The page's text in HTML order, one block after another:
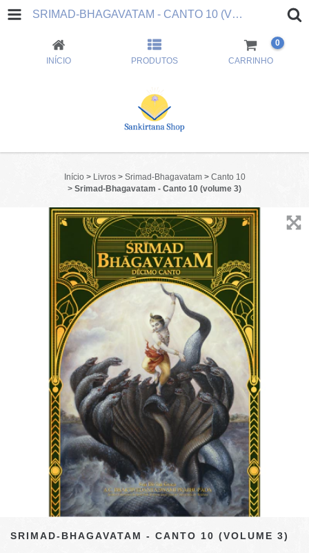
SRIMAD-BHAGAVATAM - CANTO 10 (VOLUME 3)
INÍCIO PRODUTOS CARRINHO
0
Início > Livros > Srimad-Bhagavatam > Canto 10
> Srimad-Bhagavatam - Canto 10 (volume 3)
SRIMAD-BHAGAVATAM - CANTO 10 (VOLUME 3)